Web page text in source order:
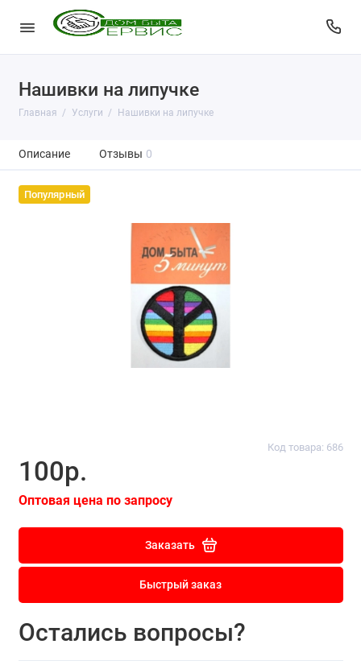
Нашивки на липучке
Главная Услуги Нашивки на липучке
Описание Отзывы 0
Популярный
Код товара: 686
100р.
Оптовая цена по запросу
Заказать
Быстрый заказ
Остались вопросы?